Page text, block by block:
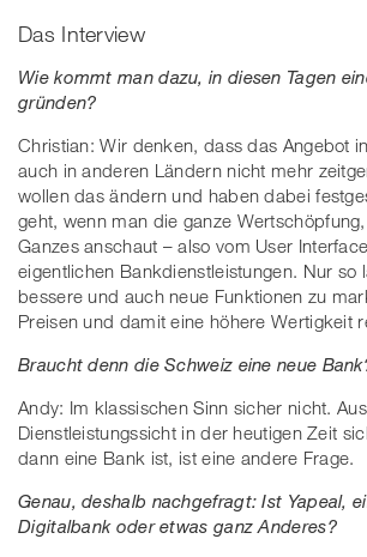
Das Interview
Wie kommt man dazu, in diesen Tagen
gründen?
Christian: Wir denken, dass das Angebot
auch in anderen Ländern nicht mehr
wollen das ändern und haben dabei
geht, wenn man die ganze
Ganzes anschaut – also vom User
eigentlichen Bankdienstleistungen. Nur so
bessere und auch neue Funktionen zu
Preisen und damit eine höhere Wertigkeit
Braucht denn die Schweiz eine neue
Andy: Im klassischen Sinn sicher nicht. Aus
Dienstleistungssicht in der heutigen Zeit
dann eine Bank ist, ist eine andere Frage.
Genau, deshalb nachgefragt: Ist Yapeal,
Digitalbank oder etwas ganz Anderes?